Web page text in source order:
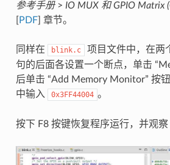
参考手册> IO MUX 和 GPIO Matrix
PDF] 章节。
同样在 blink.c 项目文件中，在两
句的后面各设置一个断点，单击
后单击 “Add Memory Monitor” 按
中输入
0x3FF44004 。
按下 F8 按键恢复程序运行，并观察